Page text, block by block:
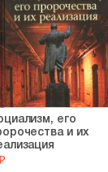
его
и их